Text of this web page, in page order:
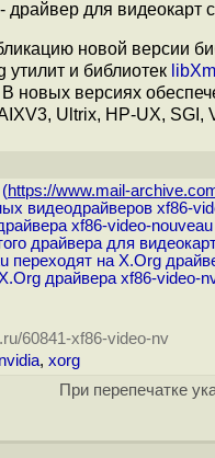
- драйвер для видеокарт
новой версии
и библиотек
В новых версиях
Ultrix, HP-UX, SGI,
https://www.mail-
видеодрайверов xf86-
xf86-video-
драйвера для
переходят на X.Org
драйвера xf86-video-
60841-xf86-video-nv
nvidia, xorg
При перепечатке